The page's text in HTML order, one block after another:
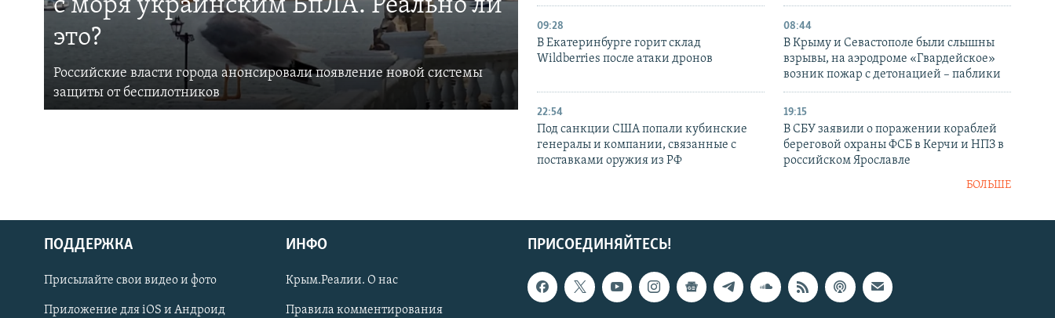
Українською
Qırımtatar
с моря украинским БпЛА. Реально ли
это?
Российские власти города анонсировали появление новой системы
защиты от беспилотников
09:28
В Екатеринбурге горит склад
Wildberries после атаки дронов
08:44
В Крыму и Севастополе были слышны
взрывы, на аэродроме «Гвардейское»
возник пожар с детонацией – паблики
22:54
Под санкции США попали кубинские
генералы и компании, связанные с
поставками оружия из РФ
19:15
В СБУ заявили о поражении кораблей
береговой охраны ФСБ в Керчи и НПЗ в
российском Ярославле
БОЛЬШЕ
ПРИСОЕДИНЯЙТЕСЬ!
ПОДДЕРЖКА
Присылайте свои видео и фото
Приложение для iOS и Андроид
ИНФО
Крым.Реалии. О нас
Правила комментирования